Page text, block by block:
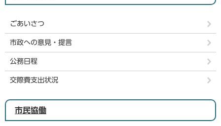
ごあいさつ
市政への意見・提言
公務日程
交際費支出状況
市民協働